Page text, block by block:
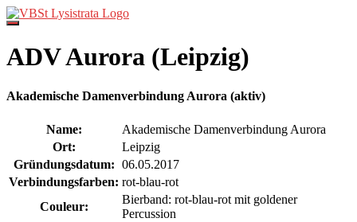
Direkt
zum
ADV Aurora (Leipzig)
Akademische Damenverbindung Aurora (aktiv)
Name:
Akademische Damenverbindung Aurora
Ort:
Leipzig
Gründungsdatum: 06.05.2017
Verbindungsfarben: rot-blau-rot
Couleur:
Bierband: rot-blau-rot mit goldener
Percussion